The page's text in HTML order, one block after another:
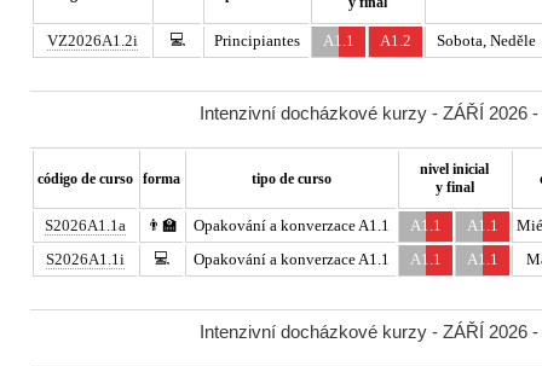
VZ2026A1.2i 💻 Principiantes A1.1 A1.2 Sobota, Neděle
Intenzivní docházkové kurzy - ZÁŘÍ 2026
código de curso forma tipo de curso
nivel inicial
y final
S2026A1.1a 👨‍🏫 Opakování a konverzace A1.1 A1.1 A1.1
S2026A1.1i
💻 Opakování a konverzace A1.1 A1.1 A1.1
Intenzivní docházkové kurzy - ZÁŘÍ 2026